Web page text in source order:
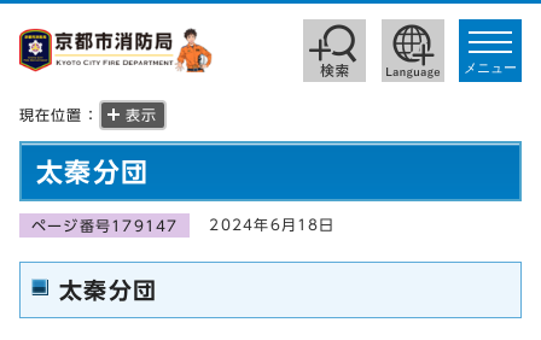
toggle
メニュー
現在位置： 表示
太秦分団
ページ番号179147 2024年6月18日
太秦分団